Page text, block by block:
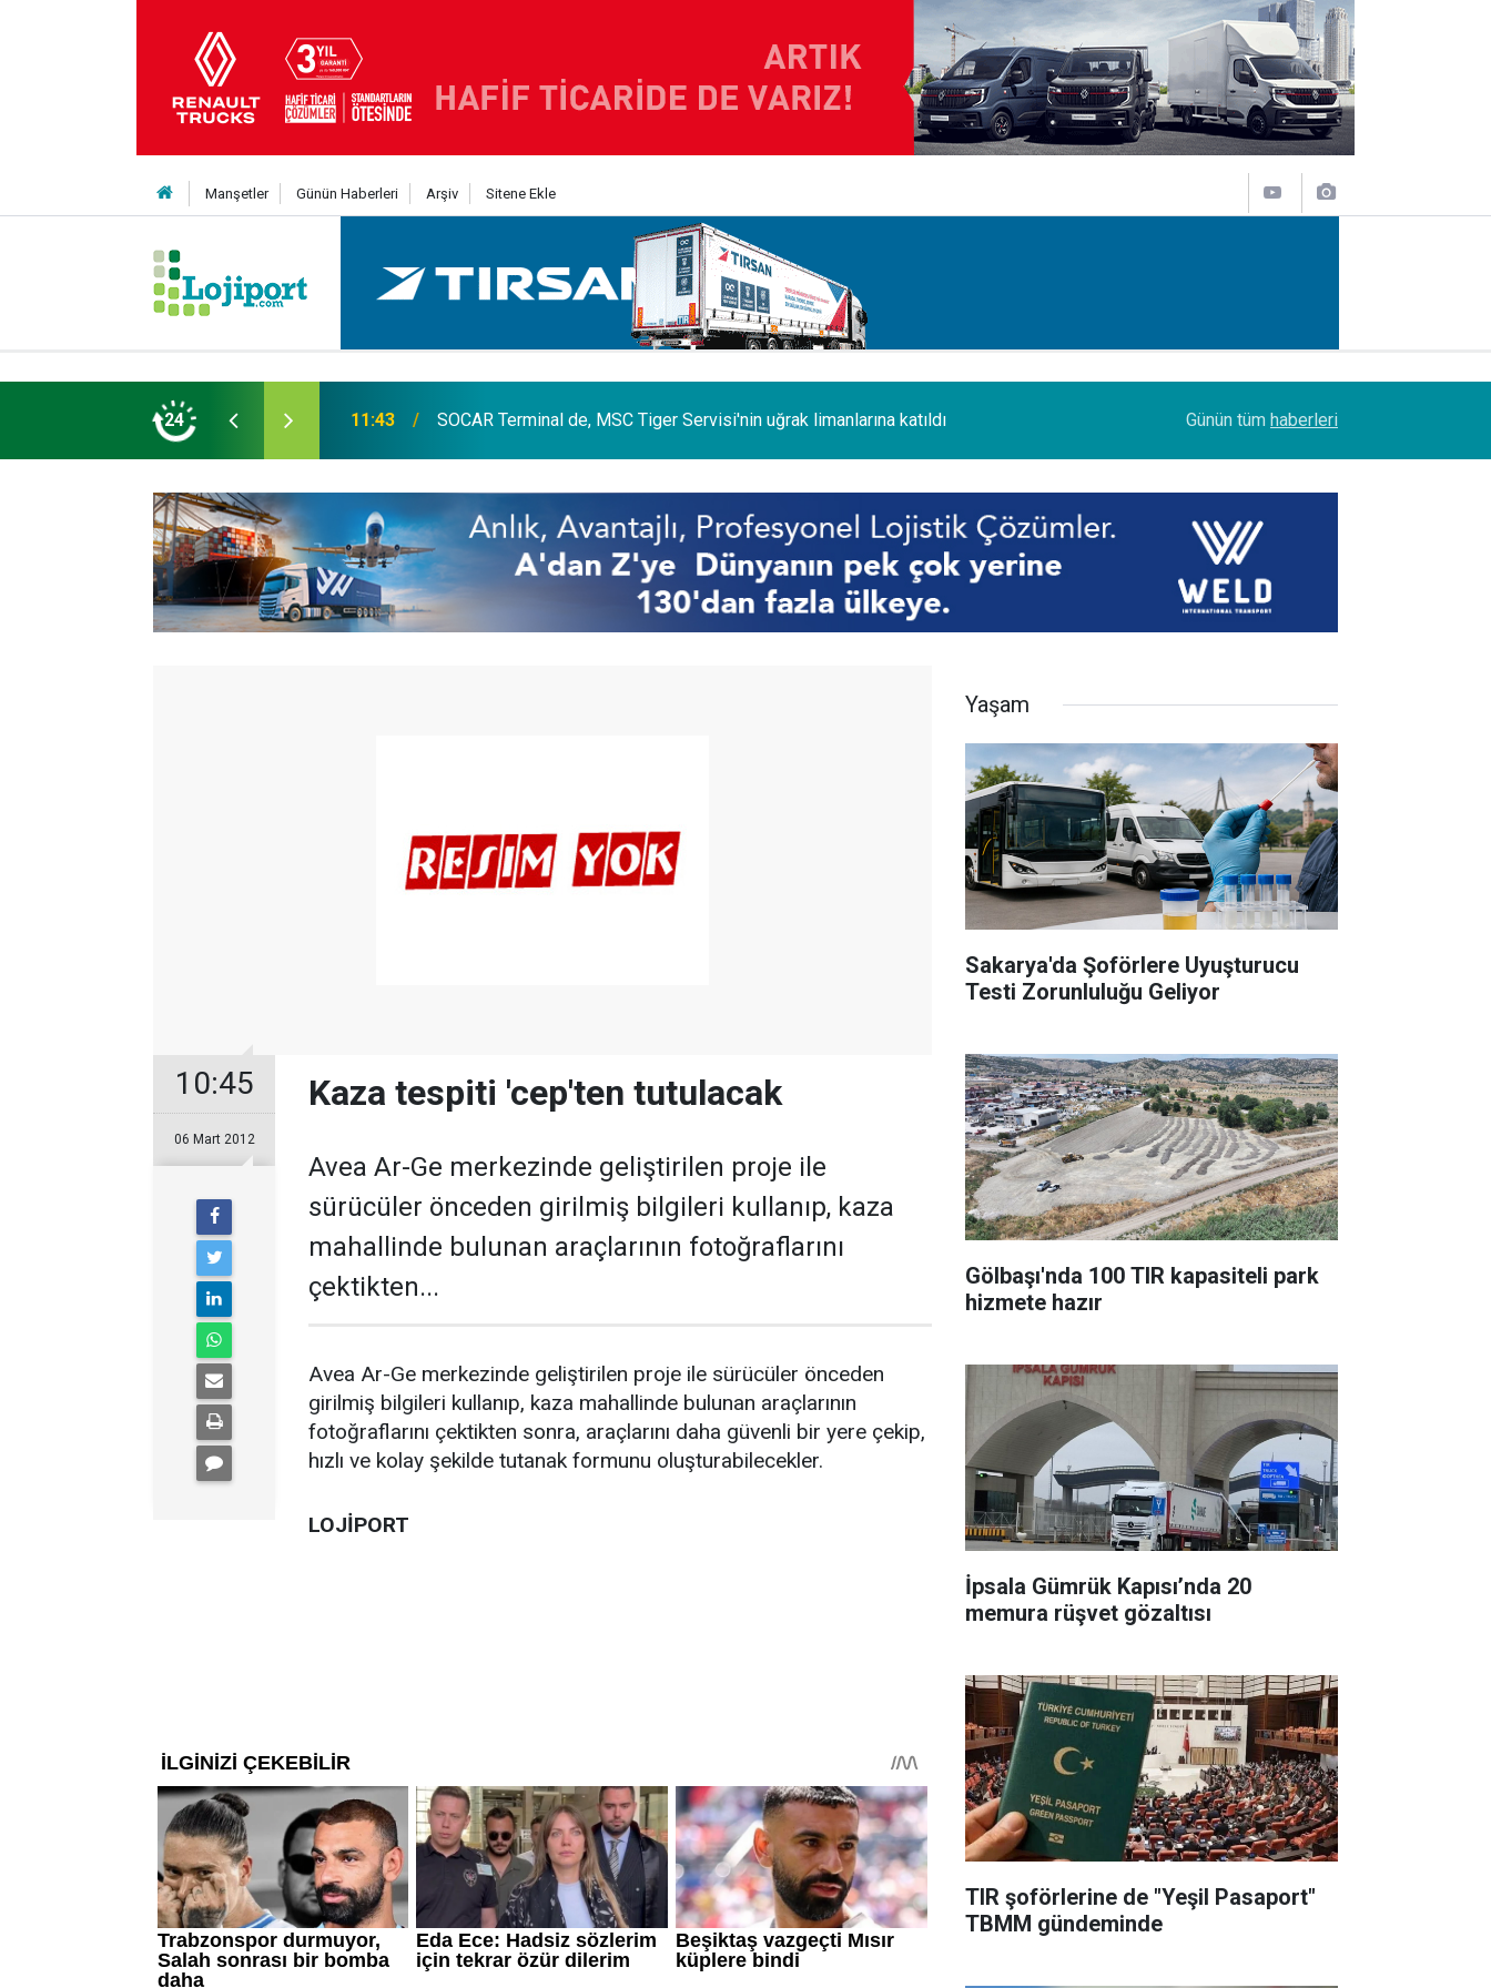
Manşetler Günün Haberleri Arşiv Sitene Ekle
24
uğrak limanlarına katıldı 11:31 Sakarya'da Şoförlere Uyuşturucu Testi Zorunluluğu Geliyor “Sürücü açığı meslek liselerinin
Günün tüm haberleri
10:45
06 Mart 2012
Kaza tespiti 'cep'ten tutulacak
Avea Ar-Ge merkezinde geliştirilen proje ile
sürücüler önceden girilmiş bilgileri kullanıp, kaza
mahallinde bulunan araçlarının fotoğraflarını
çektikten...
Avea Ar-Ge merkezinde geliştirilen proje ile sürücüler önceden
girilmiş bilgileri kullanıp, kaza mahallinde bulunan araçlarının
fotoğraflarını çektikten sonra, araçlarını daha güvenli bir yere çekip,
hızlı ve kolay şekilde tutanak formunu oluşturabilecekler.
LOJİPORT
Yaşam
Sakarya'da Şoförlere Uyuşturucu
Testi Zorunluluğu Geliyor
Gölbaşı'nda 100 TIR kapasiteli park
hizmete hazır
İpsala Gümrük Kapısı’nda 20
memura rüşvet gözaltısı
TIR şoförlerine de "Yeşil Pasaport"
TBMM gündeminde